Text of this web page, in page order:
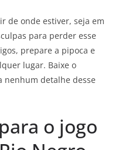
de onde estiver, seja em
para perder esse
prepare a pipoca e
lugar. Baixe o
nenhum detalhe desse
o jogo